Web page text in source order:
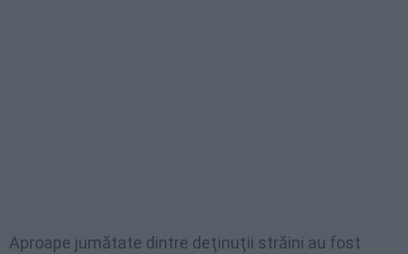
Aproape jumătate dintre deţinuţii străini au fost